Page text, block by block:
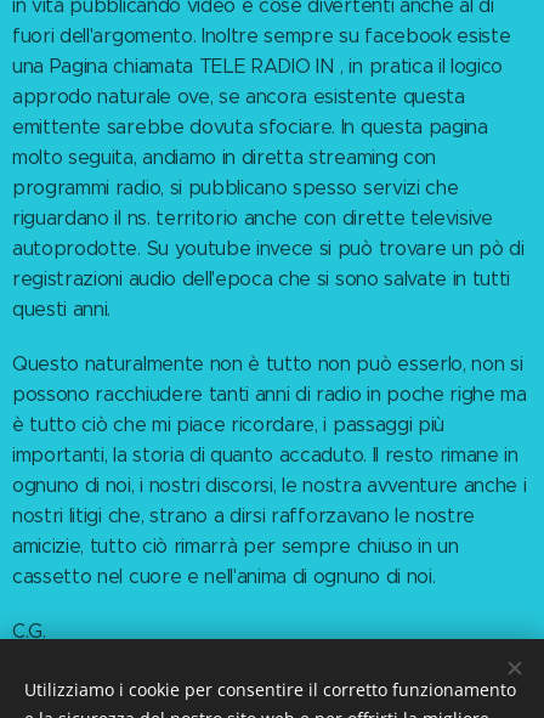
in vita pubblicando video e cose divertenti anche al di
fuori dell'argomento. Inoltre sempre su facebook esiste
una Pagina chiamata TELE RADIO IN , in pratica il logico
approdo naturale ove, se ancora esistente questa
emittente sarebbe dovuta sfociare. In questa pagina
molto seguita, andiamo in diretta streaming con
programmi radio, si pubblicano spesso servizi che
riguardano il ns. territorio anche con dirette televisive
autoprodotte. Su youtube invece si può trovare un pò di
registrazioni audio dell'epoca che si sono salvate in tutti
questi anni.
Questo naturalmente non è tutto non può esserlo, non si
possono racchiudere tanti anni di radio in poche righe ma
è tutto ciò che mi piace ricordare, i passaggi più
importanti, la storia di quanto accaduto. Il resto rimane in
ognuno di noi, i nostri discorsi, le nostra avventure anche i
nostri litigi che, strano a dirsi rafforzavano le nostre
amicizie, tutto ciò rimarrà per sempre chiuso in un
cassetto nel cuore e nell'anima di ognuno di noi.
C.G.
Utilizziamo i cookie per consentire il corretto funzionamento